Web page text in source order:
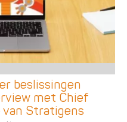
beslissingen
met Chief
Stratigens